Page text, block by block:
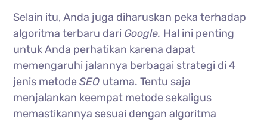
Selain itu, Anda juga diharuskan peka terhadap
algoritma terbaru dari Google. Hal ini penting
untuk Anda perhatikan karena dapat
memengaruhi jalannya berbagai strategi di 4
jenis metodeSEO utama. Tentu saja
menjalankan keempat metode sekaligus
memastikannya sesuai dengan algoritma